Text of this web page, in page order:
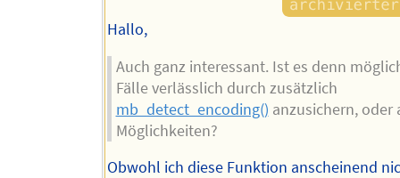
Hallo,
Auch ganz interessant. Ist es denn
Fälle verlässlich durch zusätzlich
mb_detect_encoding() anzusichern, oder
Möglichkeiten?
Obwohl ich diese Funktion anscheinend